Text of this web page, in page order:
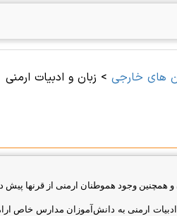
های خارجی > زبان و ادبیات ارمنی
و همچنین وجود هموطنان ارمنی از قرنها
ارمنى به دانش‌آموزان مدارس خاص